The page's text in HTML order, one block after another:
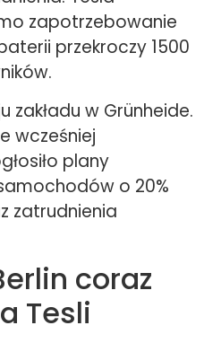
zapotrzebowanie
przekroczy 1500
zakładu w Grünheide.
wcześniej
plany
o 20%
zatrudnienia
coraz
Tesli